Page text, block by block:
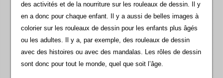
des activités et de la nourriture sur les rouleaux de dessin. Il y
en a donc pour chaque enfant. Il y a aussi de belles images à
colorier sur les rouleaux de dessin pour les enfants plus âgés
ou les adultes. Il y a, par exemple, des rouleaux de dessin
avec des histoires ou avec des mandalas. Les rôles de dessin
sont donc pour tout le monde, quel que soit l’âge.